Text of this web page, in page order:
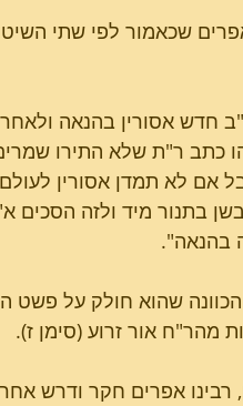
שכאמור לפי שתי
תוך י"ב חדש אסורין
ומיהו כתב ר"ת שלא התירו
לא תמדן אסורין לעולם
היכא שיבשן בתנור מיד ולזה
בהנאה".
שהוא חולק על פשט
מהר"ח אור זרוע (סימן ז).
יין, רבינו אפרים חקר